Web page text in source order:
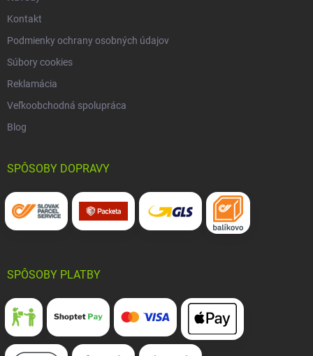
Kontakt
Podmienky ochrany osobných údajov
Súbory cookies
Reklamácia
Veľkoobchodná spolupráca
Blog
SPÔSOBY DOPRAVY
SPÔSOBY PLATBY